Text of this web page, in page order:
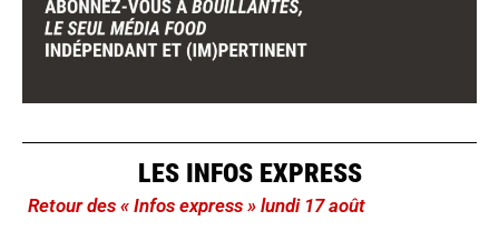
LES INFOS EXPRESS
Retour des « Infos express » lundi 17 août